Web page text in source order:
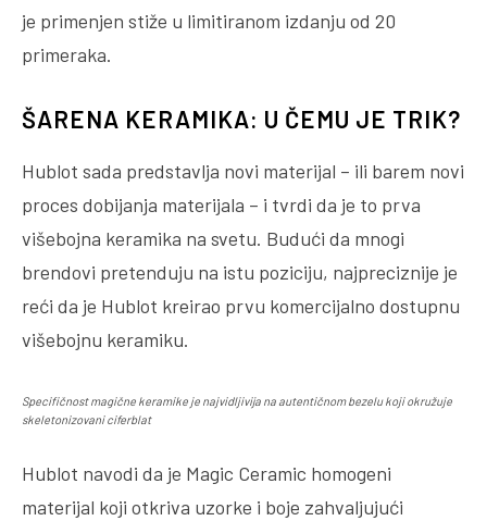
je primenjen stiže u limitiranom izdanju od 20
primeraka.
ŠARENA KERAMIKA: U ČEMU JE TRIK?
Hublot sada predstavlja novi materijal – ili barem novi
proces dobijanja materijala – i tvrdi da je to prva
višebojna keramika na svetu. Budući da mnogi
brendovi pretenduju na istu poziciju, najpreciznije je
reći da je Hublot kreirao prvu komercijalno dostupnu
višebojnu keramiku.
Specifičnost magične keramike je najvidljivija na autentičnom bezelu koji okružuje
skeletonizovani ciferblat
Hublot navodi da je Magic Ceramic homogeni
materijal koji otkriva uzorke i boje zahvaljujući